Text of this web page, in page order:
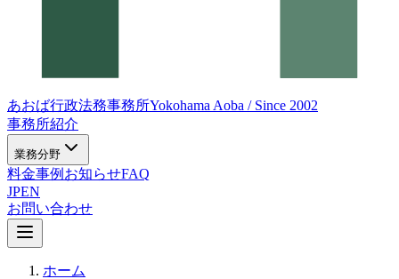
あおば行政法務事務所Yokohama Aoba / Since 2002
事務所紹介
業務分野
料金事例 お知らせFAQ
JPEN
お問い合わせ
ホーム